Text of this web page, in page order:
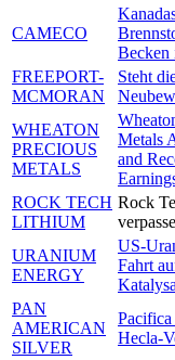
CAMECO
Becken
FREEPORT-
MCMORAN
Steht
WHEATON
PRECIOUS
METALS
Metals
and
ROCK TECH
LITHIUM
Rock
URANIUM
ENERGY
US-
Fahrt
PAN
AMERICAN
SILVER
Hecla-